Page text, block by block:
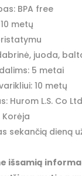
BPA free
metų
juoda,
5 metai
10 metų
Hurom L.S. Co Ltd
Korėja
sekančią dieną
išsamią